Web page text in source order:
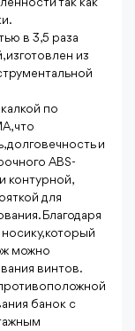
так как
в 3,5 раза
изготовлен из
по
что
долговечность и
ABS-
контурной,
для
Благодаря
который
можно
винтов.
банок с